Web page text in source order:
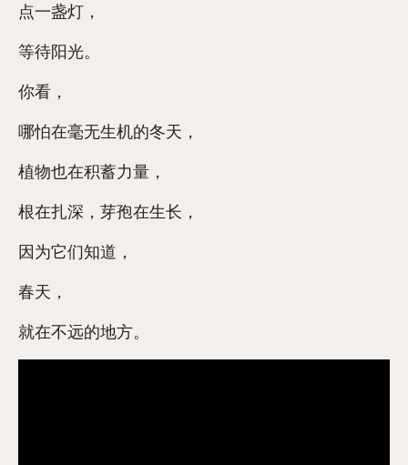
点一盏灯，
等待阳光。
你看，
哪怕在毫无生机的冬天，
植物也在积蓄力量，
根在扎深，芽孢在生长，
因为它们知道，
春天，
就在不远的地方。